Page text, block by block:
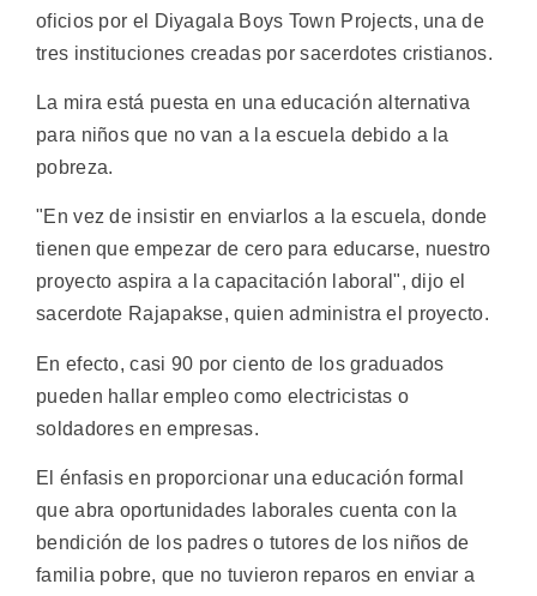
oficios por el Diyagala Boys Town Projects, una de
tres instituciones creadas por sacerdotes cristianos.
La mira está puesta en una educación alternativa
para niños que no van a la escuela debido a la
pobreza.
"En vez de insistir en enviarlos a la escuela, donde
tienen que empezar de cero para educarse, nuestro
proyecto aspira a la capacitación laboral", dijo el
sacerdote Rajapakse, quien administra el proyecto.
En efecto, casi 90 por ciento de los graduados
pueden hallar empleo como electricistas o
soldadores en empresas.
El énfasis en proporcionar una educación formal
que abra oportunidades laborales cuenta con la
bendición de los padres o tutores de los niños de
familia pobre, que no tuvieron reparos en enviar a